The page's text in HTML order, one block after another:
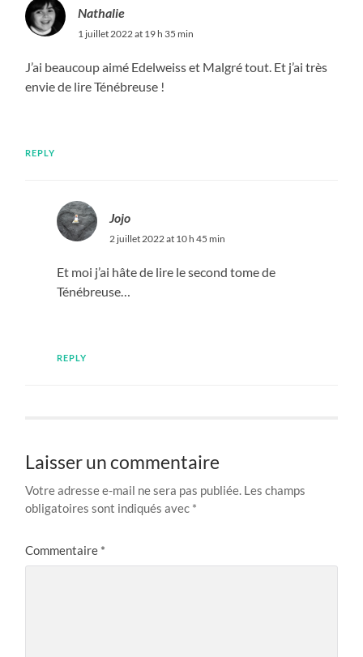
Nathalie
1 juillet 2022 at 19 h 35 min
J’ai beaucoup aimé Edelweiss et Malgré tout. Et j’ai très
envie de lire Ténébreuse !
REPLY
Jojo
2 juillet 2022 at 10 h 45 min
Et moi j’ai hâte de lire le second tome de
Ténébreuse…
REPLY
Laisser un commentaire
Votre adresse e-mail ne sera pas publiée. Les champs
obligatoires sont indiqués avec *
Commentaire *